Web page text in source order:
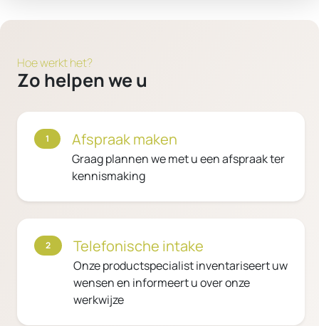
Hoe werkt het?
Zo helpen we u
1 Afspraak maken
Graag plannen we met u een afspraak ter
kennismaking
2 Telefonische intake
Onze productspecialist inventariseert uw
wensen en informeert u over onze
werkwijze